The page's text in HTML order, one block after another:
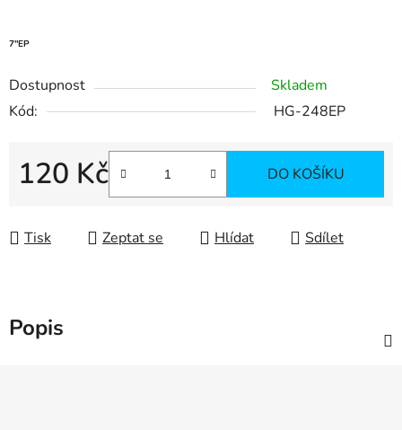
7"EP
Dostupnost
Skladem
Kód:
HG-248EP
120 Kč DO KOŠÍKU
Tisk Zeptat se Hlídat Sdílet
Popis